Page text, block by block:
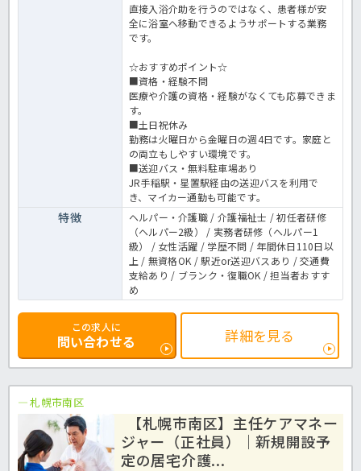
直接入浴介助を行うのではなく、患者様が安
全に浴室へ移動できるようサポートする業務
です。
☆おすすめポイント☆
■資格・経験不問
医療や介護の資格・経験がなくても応募できま
す。
■土日祝休み
勤務は火曜日から金曜日の週4日です。家庭と
の両立もしやすい環境です。
■送迎バス・無料駐車場あり
JR手稲駅・星置駅経由の送迎バスを利用で
き、マイカー通勤も可能です。
特徴
ヘルパー・介護職 / 介護福祉士 / 初任者研修
（ヘルパー2級） / 実務者研修（ヘルパー1
級） / 女性活躍 / 学歴不問 / 年間休日110日以
上 / 無資格OK / 駅近or送迎バスあり / 交通費
支給あり / ブランク・復職OK / 担当者おすす
め
この求人に
問い合わせる 詳細を見る
札幌市南区
【札幌市南区】主任ケアマネー
ジャー（正社員）｜新規開設予
定の居宅介護...